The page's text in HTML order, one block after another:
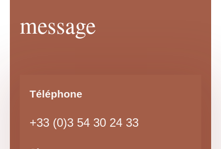
message
Téléphone
+33 (0)3 54 30 24 33